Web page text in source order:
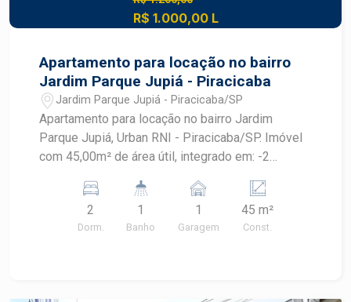
R$ 1.000,00 L
Apartamento para locação no bairro
Jardim Parque Jupiá - Piracicaba
Jardim Parque Jupiá - Piracicaba/SP
Apartamento para locação no bairro Jardim
Parque Jupiá, Urban RNI - Piracicaba/SP. Imóvel
com 45,00m² de área útil, integrado em: -2
cozinha; -Banheiro social; -Área de serviço; -1
vaga de garagem; Diferenciais do imóvel: -Piso
cerâmico e laminado; -Infraestrutura para
2
Dorm.
1
Banho
1
Garagem
45 m²
Const.